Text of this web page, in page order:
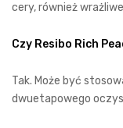
cery, również
Czy Resibo Rich
Tak. Może być
dwuetapowego